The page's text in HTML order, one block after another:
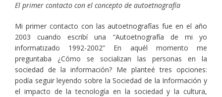
El primer contacto con el concepto de autoetnografía
Mi primer contacto con las autoetnografías fue en el año
2003 cuando escribí una “Autoetnografía de mi yo
informatizado 1992-2002” En aquél momento me
preguntaba ¿Cómo se socializan las personas en la
sociedad de la información? Me planteé tres opciones:
podía seguir leyendo sobre la Sociedad de la Información y
el impacto de la tecnología en la sociedad y la cultura,